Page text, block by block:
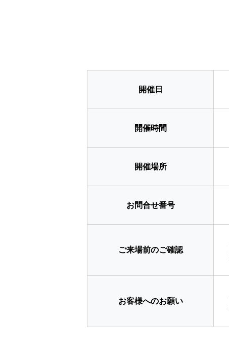
開催日
開催時間
開催場所
お問合せ番号
ご来場前のご確認
お客様へのお願い